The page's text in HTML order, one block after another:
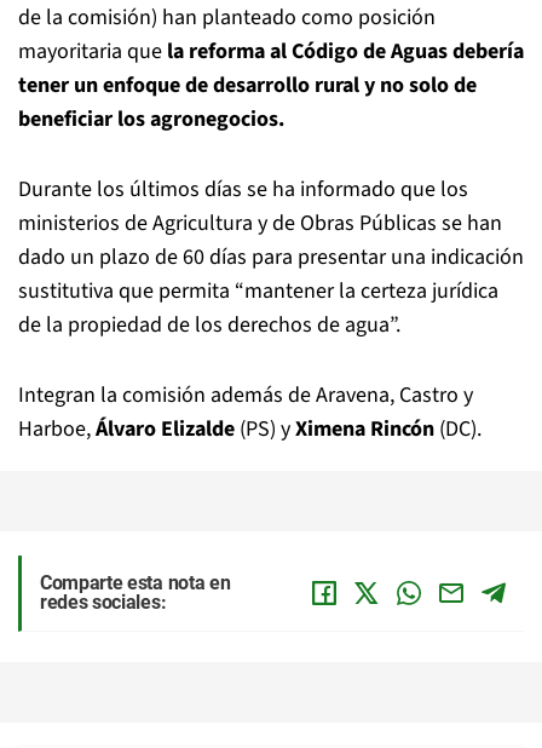
de la comisión) han planteado como posición
mayoritaria que la reforma al Código de Aguas debería
tener un enfoque de desarrollo rural y no solo de
beneficiar los agronegocios.
Durante los últimos días se ha informado que los
ministerios de Agricultura y de Obras Públicas se han
dado un plazo de 60 días para presentar una indicación
sustitutiva que permita “mantener la certeza jurídica
de la propiedad de los derechos de agua”.
Integran la comisión además de Aravena, Castro y
Harboe,Álvaro Elizalde (PS) yXimena Rincón (DC).
Comparte esta nota en
redes sociales: